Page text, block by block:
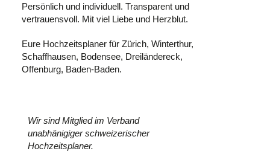
Persönlich und individuell. Transparent und
vertrauensvoll. Mit viel Liebe und Herzblut.
Eure Hochzeitsplaner für Zürich, Winterthur,
Schaffhausen, Bodensee, Dreiländereck,
Offenburg, Baden-Baden.
Wir sind Mitglied im Verband
unabhänigiger schweizerischer
Hochzeitsplaner.